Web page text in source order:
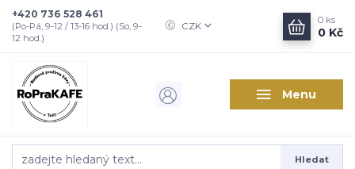
Menu
CZK
Hledat
+420 736 528 461
(Po-Pá, 9-12 / 13-16 hod.) (So, 9-
12 hod.)
0 ks
0 Kč